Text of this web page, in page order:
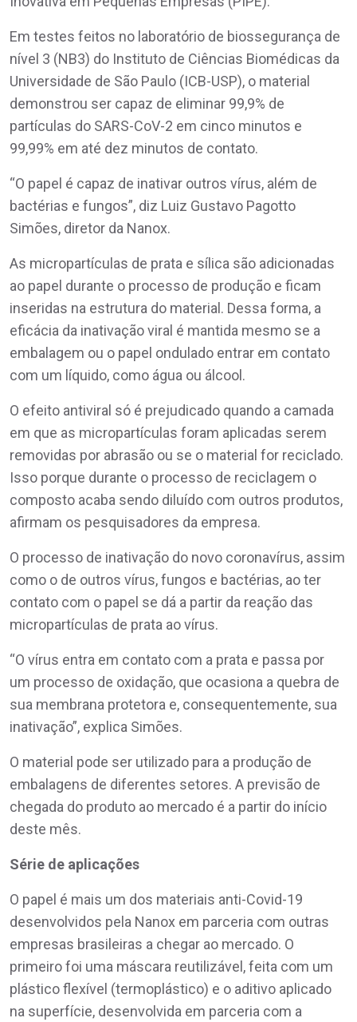
Em testes feitos no laboratório de biossegurança de
nível 3 (NB3) do Instituto de Ciências Biomédicas da
Universidade de São Paulo (ICB-USP), o material
demonstrou ser capaz de eliminar 99,9% de
partículas do SARS-CoV-2 em cinco minutos e
99,99% em até dez minutos de contato.
“O papel é capaz de inativar outros vírus, além de
bactérias e fungos”, diz Luiz Gustavo Pagotto
Simões, diretor da Nanox.
As micropartículas de prata e sílica são adicionadas
ao papel durante o processo de produção e ficam
inseridas na estrutura do material. Dessa forma, a
eficácia da inativação viral é mantida mesmo se a
embalagem ou o papel ondulado entrar em contato
com um líquido, como água ou álcool.
O efeito antiviral só é prejudicado quando a camada
em que as micropartículas foram aplicadas serem
removidas por abrasão ou se o material for reciclado.
Isso porque durante o processo de reciclagem o
composto acaba sendo diluído com outros produtos,
afirmam os pesquisadores da empresa.
O processo de inativação do novo coronavírus, assim
como o de outros vírus, fungos e bactérias, ao ter
contato com o papel se dá a partir da reação das
micropartículas de prata ao vírus.
“O vírus entra em contato com a prata e passa por
um processo de oxidação, que ocasiona a quebra de
sua membrana protetora e, consequentemente, sua
inativação”, explica Simões.
O material pode ser utilizado para a produção de
embalagens de diferentes setores. A previsão de
chegada do produto ao mercado é a partir do início
deste mês.
Série de aplicações
O papel é mais um dos materiais anti-Covid-19
desenvolvidos pela Nanox em parceria com outras
empresas brasileiras a chegar ao mercado. O
primeiro foi uma máscara reutilizável, feita com um
plástico flexível (termoplástico) e o aditivo aplicado
na superfície, desenvolvida em parceria com a